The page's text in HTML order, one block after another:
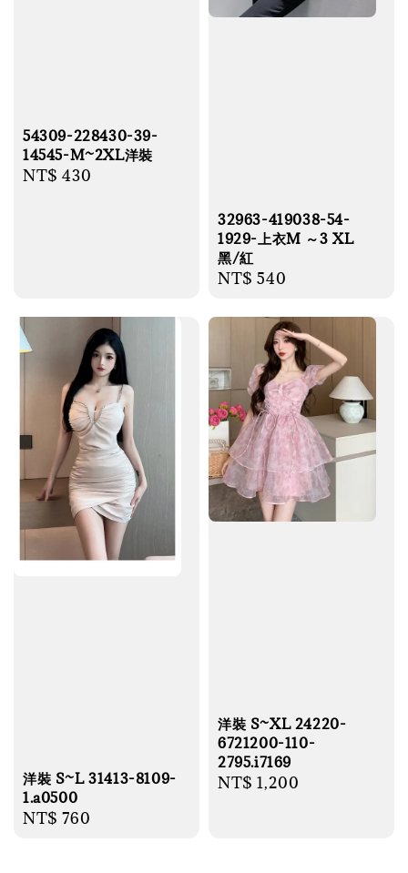
54309-228430-39-
14545-M~2XL洋裝
Regular
NT$ 430
32963-419038-54-
1929-上衣M ～3 XL
黑/紅
Regular
NT$ 540
洋裝 S~L 31413-8109-
1.a0500
Regular
NT$ 760
洋裝 S~XL 24220-
6721200-110-
2795.i7169
Regular
NT$ 1,200